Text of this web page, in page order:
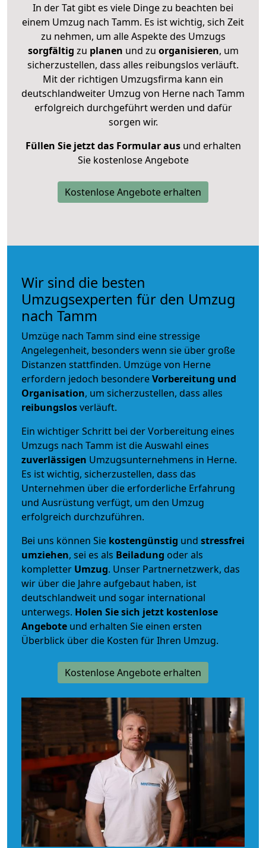
In der Tat gibt es viele Dinge zu beachten bei
einem Umzug nach Tamm. Es ist wichtig, sich Zeit
zu nehmen, um alle Aspekte des Umzugs
sorgfältig zu planen und zu organisieren, um
sicherzustellen, dass alles reibungslos verläuft.
Mit der richtigen Umzugsfirma kann ein
deutschlandweiter Umzug von Herne nach Tamm
erfolgreich durchgeführt werden und dafür
sorgen wir.
Füllen Sie jetzt das Formular ausund erhalten
Sie kostenlose Angebote
Kostenlose Angebote erhalten
Wir sind die besten
Umzugsexperten für den Umzug
nach Tamm
Umzüge nach Tamm sind eine stressige
Angelegenheit, besonders wenn sie über große
Distanzen stattfinden. Umzüge von Herne
erfordern jedoch besondereVorbereitung und
Organisation, um sicherzustellen, dass alles
reibungslosverläuft.
Ein wichtiger Schritt bei der Vorbereitung eines
Umzugs nach Tamm ist die Auswahl eines
zuverlässigen Umzugsunternehmens in Herne.
Es ist wichtig, sicherzustellen, dass das
Unternehmen über die erforderliche Erfahrung
und Ausrüstung verfügt, um den Umzug
erfolgreich durchzuführen.
Bei uns können Sie kostengünstig und stressfrei
umziehen, sei es als Beiladung oder als
kompletter Umzug. Unser Partnernetzwerk, das
wir über die Jahre aufgebaut haben, ist
deutschlandweit und sogar international
unterwegs. Holen Sie sich jetzt kostenlose
Angebote und erhalten Sie einen ersten
Überblick über die Kosten für Ihren Umzug.
Kostenlose Angebote erhalten